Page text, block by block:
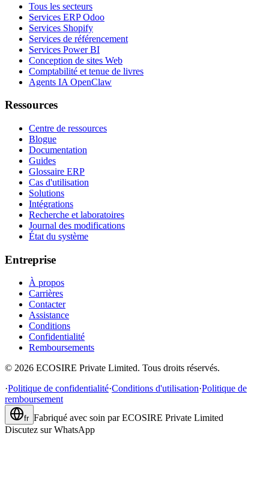
Tous les secteurs
Services ERP Odoo
Services Shopify
Services de référencement
Services Power BI
Conception de sites Web
Comptabilité et tenue de livres
Agents IA OpenClaw
Ressources
Centre de ressources
Blogue
Documentation
Guides
Glossaire ERP
Cas d'utilisation
Solutions
Intégrations
Recherche et laboratoires
Journal des modifications
État du système
Entreprise
À propos
Carrières
Contacter
Assistance
Conditions
Confidentialité
Remboursements
© 2026 ECOSIRE Private Limited. Tous droits réservés.
·Politique de confidentialité·Conditions d'utilisation·Politique de
remboursement
fr Fabriqué avec soin par ECOSIRE Private Limited
Discutez sur WhatsApp